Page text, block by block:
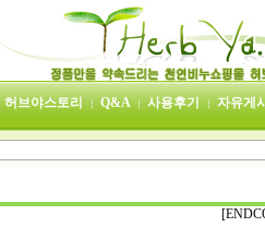
허브야스토리 Q&A 사용후기 자유게